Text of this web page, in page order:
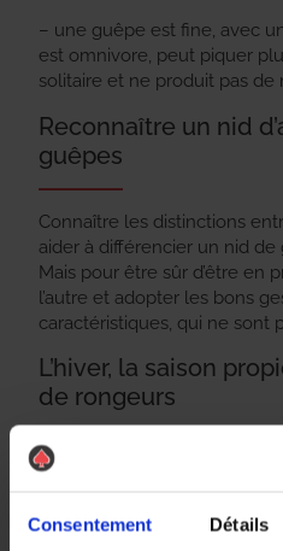
Consentement Détails
– une guêpe est fine, avec
est omnivore, peut piquer
solitaire et ne produit pas de
Reconnaître un nid
guêpes
Connaître les distinctions
aider à différencier un nid de
Mais pour être sûr d’être en
l’autre et adopter les bons
caractéristiques, qui ne sont
L’hiver, la saison
de rongeurs
En hiver, les insectes sont
logements pour se protéger
causent bien des dégâts.